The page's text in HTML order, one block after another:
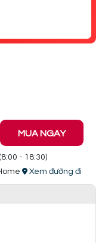
MUA NGAY
(8:00 - 18:30)
Xem đường đi